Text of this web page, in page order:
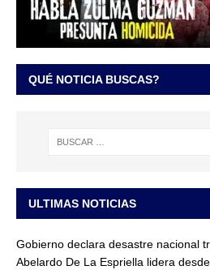
QUÉ NOTICIA BUSCAS?
ULTIMAS NOTICIAS
Gobierno declara desastre nacional
Abelardo De La Espriella lidera